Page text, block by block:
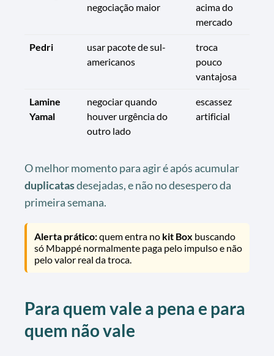
negociação maior
acima do
mercado
Pedri
usar pacote de sul-
americanos
troca
pouco
vantajosa
Lamine
Yamal
negociar quando
houver urgência do
outro lado
escassez
artificial
O melhor momento para agir é após acumular
duplicatasdesejadas, e não no desespero da
primeira semana.
Alerta prático:quem entra no kit Box buscando
só Mbappé normalmente paga pelo impulso e não
pelo valor real da troca.
Para quem vale a pena e para
quem não vale